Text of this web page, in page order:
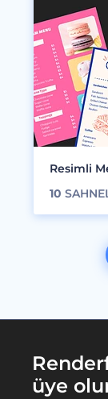
Resimli
10
üye